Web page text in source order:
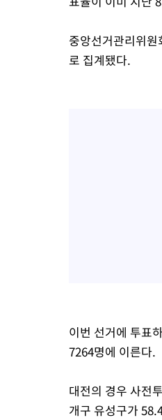
중앙선거관리위
로 집계됐다.
이번 선거에 투표
7264명에 이른다.
대전의 경우 사전
개구 유성구가